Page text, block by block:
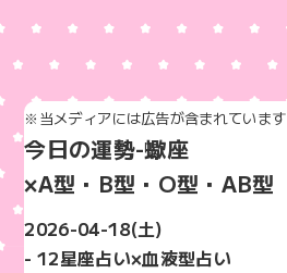
※当メディアには広告が含まれています
今日の運勢-蠍座
×A型・B型・O型・AB型
2026-04-18(土)
- 12星座占い×血液型占い